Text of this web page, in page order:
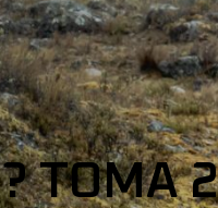
TOMA